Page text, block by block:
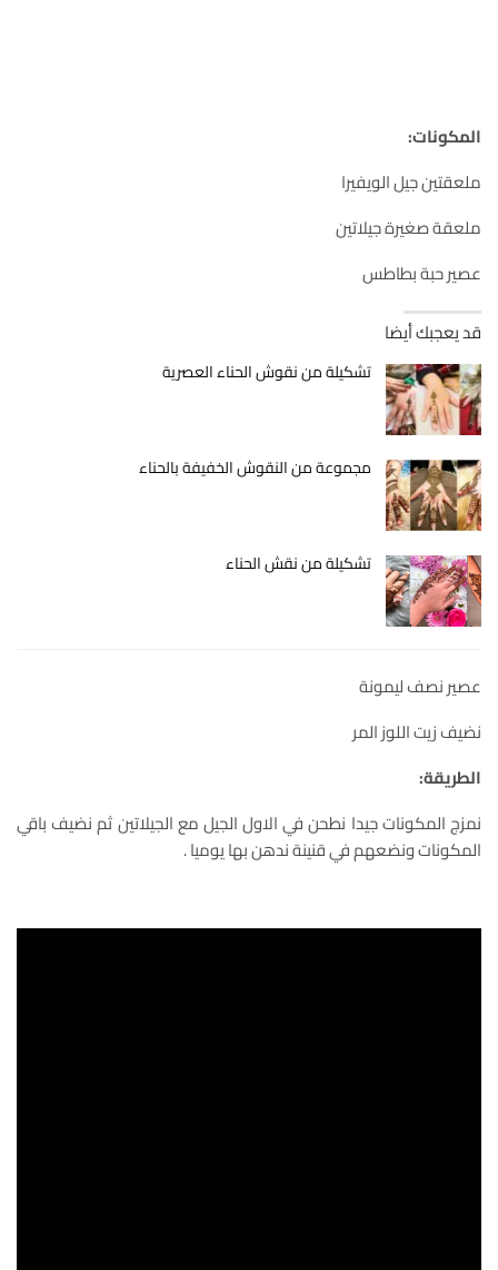
المكونات:
ملعقتين جيل الويفيرا
ملعقة صغيرة جيلاتين
عصير حبة بطاطس
قد يعجبك أيضا
تشكيلة من نقوش الحناء العصرية
مجموعة من النقوش الخفيفة بالحناء
تشكيلة من نقش الحناء
عصير نصف ليمونة
نضيف زيت اللوز المر
الطريقة:
نمزج المكونات جيدا نطحن في الاول الجيل مع الجيلاتين ثم نضيف باقي
المكونات ونضعهم في قنينة ندهن بها يوميا .